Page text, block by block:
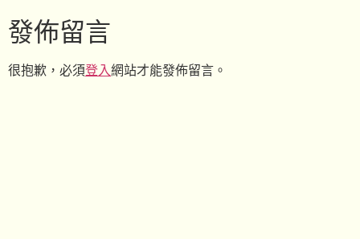
發佈留言
很抱歉，必須登入網站才能發佈留言。